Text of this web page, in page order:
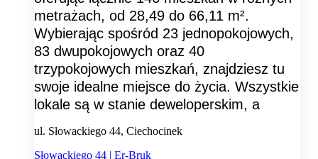
metrażach, od 28,49 do 66,11 m².
Wybierając spośród 23 jednopokojowych,
83 dwupokojowych oraz 40
trzypokojowych mieszkań, znajdziesz tu
swoje idealne miejsce do życia. Wszystkie
lokale są w stanie deweloperskim, a
ul. Słowackiego 44, Ciechocinek
Słowackiego 44 | Er-Bruk